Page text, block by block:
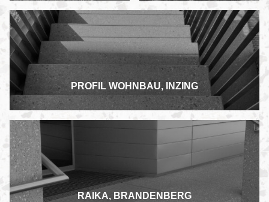
PROFIL WOHNBAU, INZING
RAIKA, BRANDENBERG